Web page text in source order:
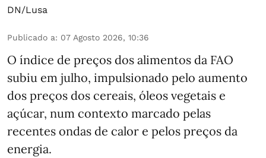
DN/Lusa
Publicado a: 07 Agosto 2026, 10:36
O índice de preços dos alimentos da FAO
subiu em julho, impulsionado pelo aumento
dos preços dos cereais, óleos vegetais e
açúcar, num contexto marcado pelas
recentes ondas de calor e pelos preços da
energia.